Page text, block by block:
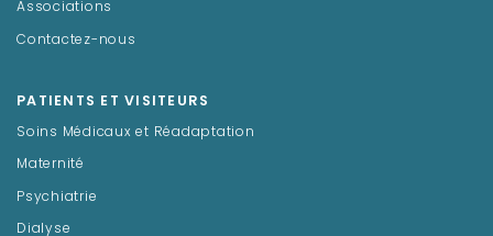
Associations
Contactez-nous
PATIENTS ET VISITEURS
Soins Médicaux et Réadaptation
Maternité
Psychiatrie
Dialyse